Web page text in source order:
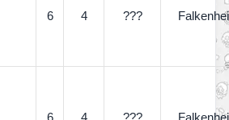
6 4 ???
6 4 ???